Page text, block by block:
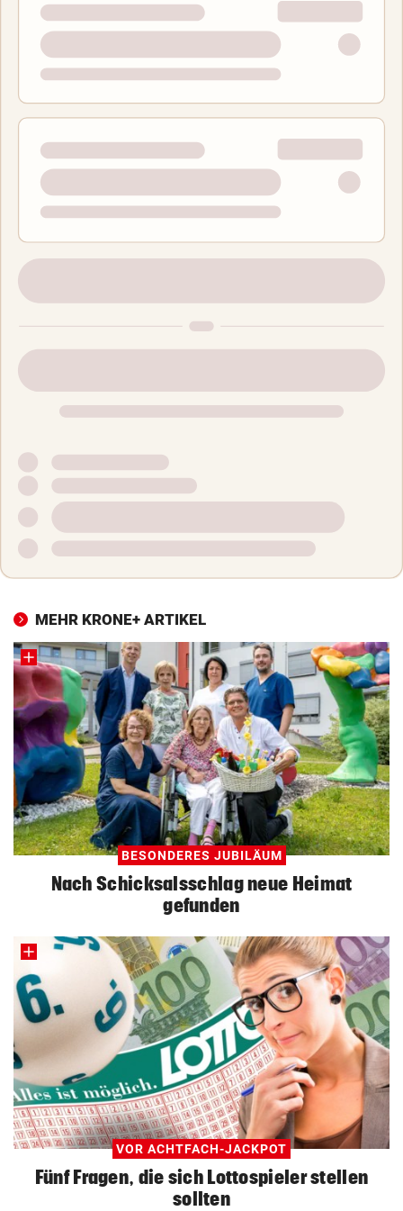
MEHR KRONE+ ARTIKEL
BESONDERES JUBILÄUM
Nach Schicksalsschlag neue Heimat
gefunden
VOR ACHTFACH-JACKPOT
Fünf Fragen, die sich Lottospieler stellen
sollten